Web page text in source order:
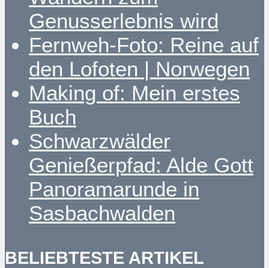
Genusserlebnis wird
Fernweh-Foto: Reine auf
den Lofoten | Norwegen
Making of: Mein erstes
Buch
Schwarzwälder
Genießerpfad: Alde Gott
Panoramarunde in
Sasbachwalden
BELIEBTESTE ARTIKEL